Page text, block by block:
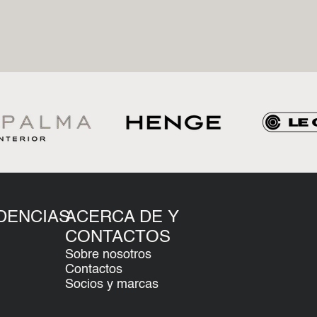
ACERCA DE Y
CONTACTOS
Sobre nosotros
Contactos
Socios y marcas